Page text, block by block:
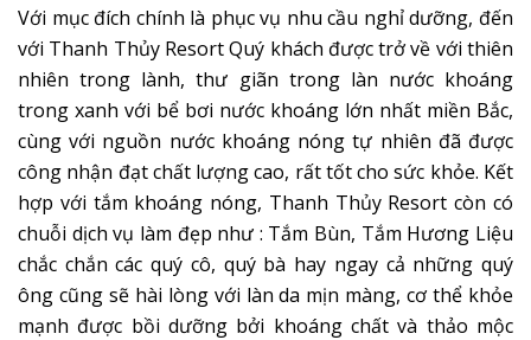
Với mục đích chính là phục vụ nhu cầu nghỉ dưỡng, đến
với Thanh Thủy Resort Quý khách được trở về với thiên
nhiên trong lành, thư giãn trong làn nước khoáng
trong xanh với bể bơi nước khoáng lớn nhất miền Bắc,
cùng với nguồn nước khoáng nóng tự nhiên đã được
công nhận đạt chất lượng cao, rất tốt cho sức khỏe. Kết
hợp với tắm khoáng nóng, Thanh Thủy Resort còn có
chuỗi dịch vụ làm đẹp như : Tắm Bùn, Tắm Hương Liệu
chắc chắn các quý cô, quý bà hay ngay cả những quý
ông cũng sẽ hài lòng với làn da mịn màng, cơ thể khỏe
mạnh được bồi dưỡng bởi khoáng chất và thảo mộc